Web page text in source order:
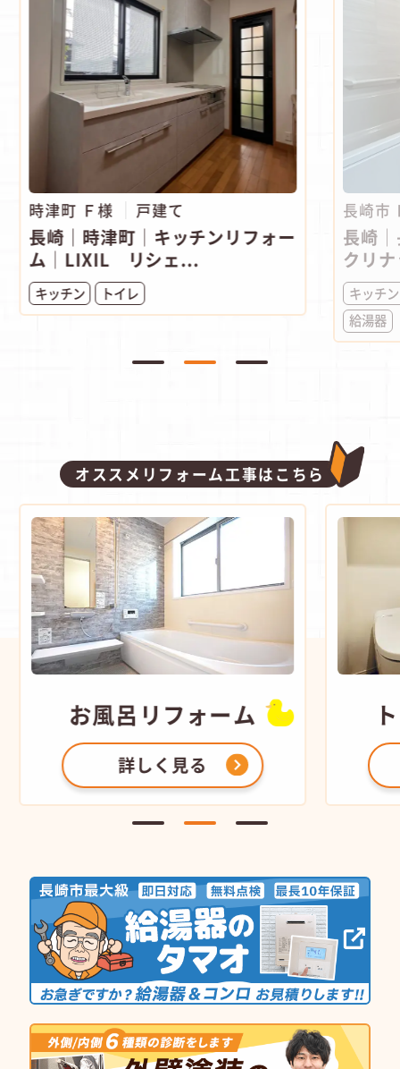
時津町 Ｆ様 戸建て
長崎｜時津町│キッチンリフォー
ム│LIXIL リシェ...
キッチン トイレ
長崎市
長崎
クリ
キッチン
給湯器
オススメリフォーム工事はこちら
お風呂 リフォーム
詳しく見る